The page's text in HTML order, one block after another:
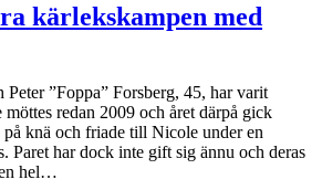
kärlekskampen med
”Foppa” Forsberg, 45, har varit
redan 2009 och året därpå gick
på knä och friade till Nicole under en
Paret har dock inte gift sig ännu och deras
hel…